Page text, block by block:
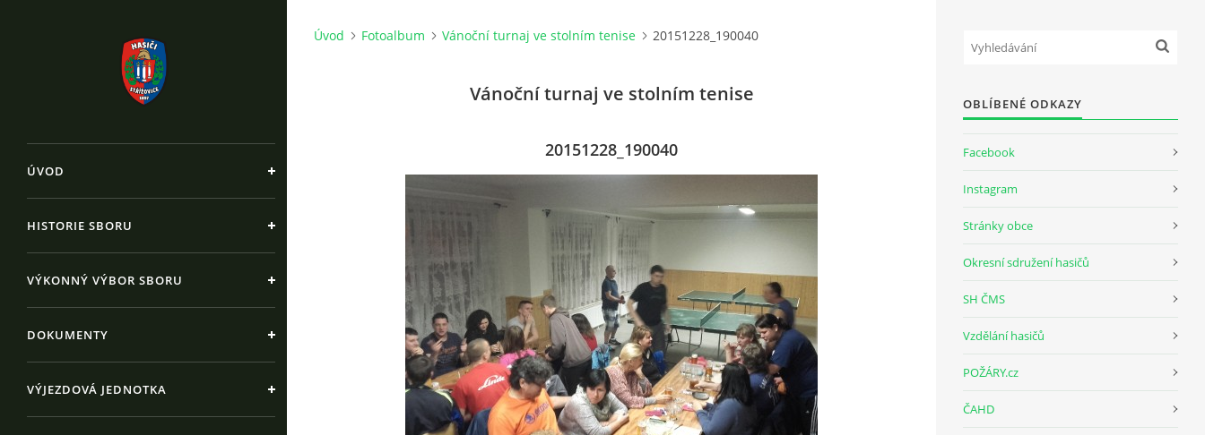
ÚVOD
HISTORIE SBORU
VÝKONNÝ VÝBOR SBORU
DOKUMENTY
VÝJEZDOVÁ JEDNOTKA
Úvod Fotoalbum Vánoční turnaj ve stolním tenise 20151228_190040
Vánoční turnaj ve stolním tenise
20151228_190040
OBLÍBENÉ ODKAZY
Facebook
Instagram
Stránky obce
Okresní sdružení hasičů
SH ČMS
Vzdělání hasičů
POŽÁRY.cz
ČAHD